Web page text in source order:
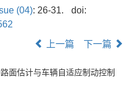
(04): 26-31.
doi:
上一篇 下一篇
面估计与车辆自适应制动控制